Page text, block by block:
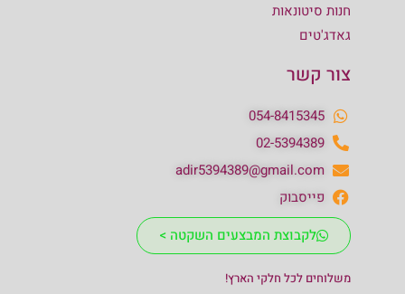
חנות סיטונאות
גאדג'טים
צור קשר
054-8415345
02-5394389
adir5394389@gmail.com
פייסבוק
לקבוצת המבצעים השקטה >
משלוחים לכל חלקי הארץ!